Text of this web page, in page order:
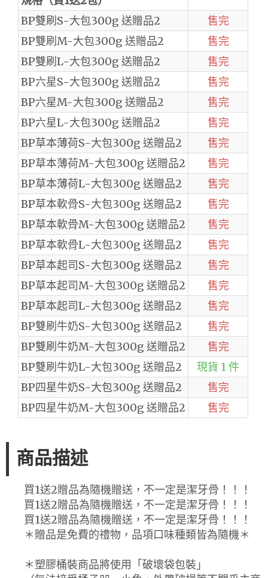
BP雙刷S-大包300g 送贈品2
售完
BP雙刷M-大包300g 送贈品2
售完
BP雙刷L-大包300g 送贈品2
售完
BP六星S-大包300g 送贈品2
售完
BP六星M-大包300g 送贈品2
售完
BP六星L-大包300g 送贈品2
售完
BP草本薄荷S-大包300g 送贈品2
售完
BP草本薄荷M-大包300g 送贈品2
售完
BP草本薄荷L-大包300g 送贈品2
售完
BP草本軟骨S-大包300g 送贈品2
售完
BP草本軟骨M-大包300g 送贈品2
售完
BP草本軟骨L-大包300g 送贈品2
售完
BP草本起司S-大包300g 送贈品2
售完
BP草本起司M-大包300g 送贈品2
售完
BP草本起司L-大包300g 送贈品2
售完
BP雙刷牛奶S-大包300g 送贈品2
售完
BP雙刷牛奶M-大包300g 送贈品2
售完
BP雙刷牛奶L-大包300g 送贈品2
現貨 1 件
BP四星牛奶S-大包300g 送贈品2
售完
BP四星牛奶M-大包300g 送贈品2
售完
商品描述
買1送2贈品為隨機贈送，不一定是潔牙骨！！！
買1送2贈品為隨機贈送，不一定是潔牙骨！！！
買1送2贈品為隨機贈送，不一定是潔牙骨！！！
＊贈品是免費的禮物，品項口味種類皆為隨機＊
＊塑膠桶裝商品將使用「破壞袋包裝」